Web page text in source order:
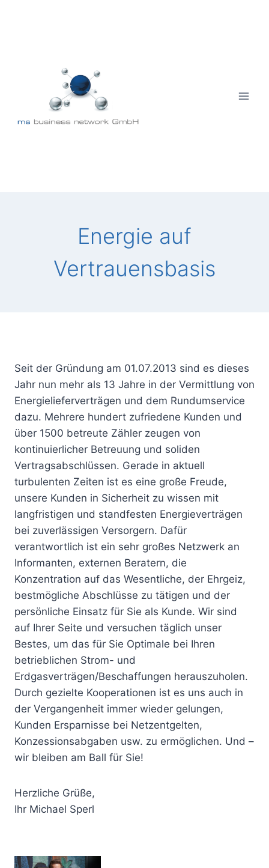
Energie auf
Vertrauensbasis
Seit der Gründung am 01.07.2013 sind es dieses
Jahr nun mehr als 13 Jahre in der Vermittlung von
Energielieferverträgen und dem Rundumservice
dazu. Mehrere hundert zufriedene Kunden und
über 1500 betreute Zähler zeugen von
kontinuierlicher Betreuung und soliden
Vertragsabschlüssen. Gerade in aktuell
turbulenten Zeiten ist es eine große Freude,
unsere Kunden in Sicherheit zu wissen mit
langfristigen und standfesten Energieverträgen
bei zuverlässigen Versorgern. Dafür
verantwortlich ist ein sehr großes Netzwerk an
Informanten, externen Beratern, die
Konzentration auf das Wesentliche, der Ehrgeiz,
bestmögliche Abschlüsse zu tätigen und der
persönliche Einsatz für Sie als Kunde. Wir sind
auf Ihrer Seite und versuchen täglich unser
Bestes, um das für Sie Optimale bei Ihren
betrieblichen Strom- und
Erdgasverträgen/Beschaffungen herauszuholen.
Durch gezielte Kooperationen ist es uns auch in
der Vergangenheit immer wieder gelungen,
Kunden Ersparnisse bei Netzentgelten,
Konzessionsabgaben usw. zu ermöglichen. Und –
wir bleiben am Ball für Sie!
Herzliche Grüße,
Ihr Michael Sperl